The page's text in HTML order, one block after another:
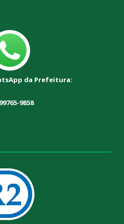
da Prefeitura:
9858